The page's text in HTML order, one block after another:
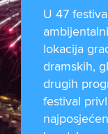
U 47
lokacija
dramskih,
drugih
festival